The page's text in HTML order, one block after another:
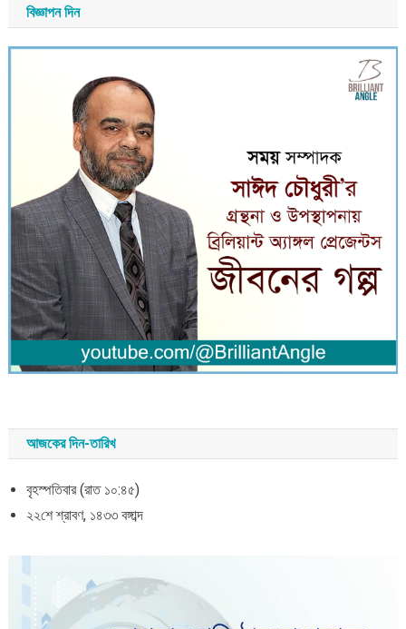
বিজ্ঞাপন দিন
আজকের দিন-তারিখ
বৃহস্পতিবার (রাত ১০:৪৫)
২২শে শ্রাবণ, ১৪৩৩ বঙ্গাব্দ